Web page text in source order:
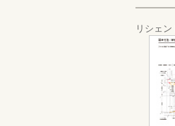
リシェ